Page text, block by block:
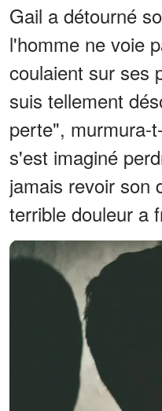
Gail a détourné
l'homme ne voie
coulaient sur ses
suis tellement
perte", murmura-
s'est imaginé
jamais revoir son
terrible douleur a